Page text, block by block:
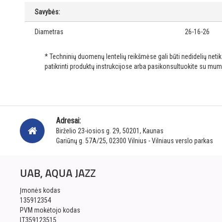
Savybės:
Diametras 26-16-26
* Techninių duomenų lentelių reikšmėse gali būti nedidelių
patikrinti produktų instrukcijose arba pasikonsultuokite su
Adresai:
Birželio 23-iosios g. 29, 50201, Kaunas
Gariūnų g. 57A/25, 02300 Vilnius - Vilniaus verslo parkas
UAB, AQUA JAZZ
Įmonės kodas
135912354
PVM mokėtojo kodas
LT359123515